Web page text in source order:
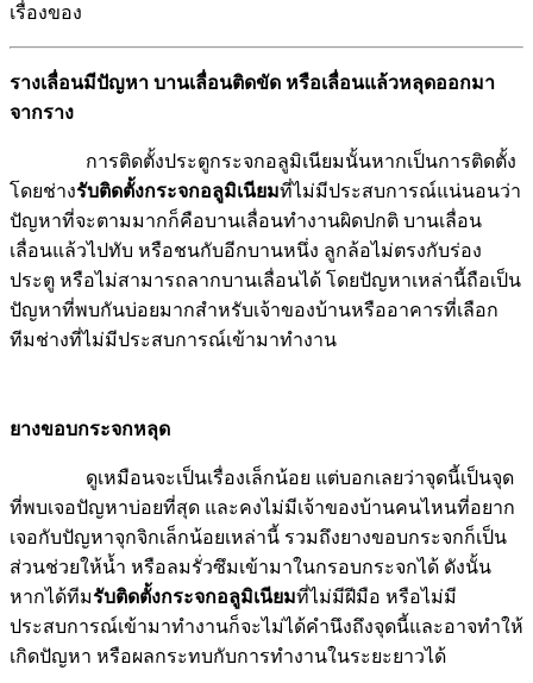
เรื่องของ
รางเลื่อนมีปัญหา บานเลื่อนติดขัด หรือเลื่อนแล้วหลุดออกมา
จากราง
การติดตั้งประตูกระจกอลูมิเนียมนั้นหากเป็นการติดตั้ง
โดยช่างรับติดตั้งกระจกอลูมิเนียมที่ไม่มีประสบการณ์แน่นอนว่า
ปัญหาที่จะตามมากก็คือบานเลื่อนทำงานผิดปกติ บานเลื่อน
เลื่อนแล้วไปทับ หรือชนกับอีกบานหนึ่ง ลูกล้อไม่ตรงกับร่อง
ประตู หรือไม่สามารถลากบานเลื่อนได้ โดยปัญหาเหล่านี้ถือเป็น
ปัญหาที่พบกันบ่อยมากสำหรับเจ้าของบ้านหรืออาคารที่เลือก
ทีมช่างที่ไม่มีประสบการณ์เข้ามาทำงาน
ยางขอบกระจกหลุด
ดูเหมือนจะเป็นเรื่องเล็กน้อย แต่บอกเลยว่าจุดนี้เป็นจุด
ที่พบเจอปัญหาบ่อยที่สุด และคงไม่มีเจ้าของบ้านคนไหนที่อยาก
เจอกับปัญหาจุกจิกเล็กน้อยเหล่านี้ รวมถึงยางขอบกระจกก็เป็น
ส่วนช่วยให้น้ำ หรือลมรั่วซึมเข้ามาในกรอบกระจกได้ ดังนั้น
หากได้ทีมรับติดตั้งกระจกอลูมิเนียมที่ไม่มีฝีมือ หรือไม่มี
ประสบการณ์เข้ามาทำงานก็จะไม่ได้คำนึงถึงจุดนี้และอาจทำให้
เกิดปัญหา หรือผลกระทบกับการทำงานในระยะยาวได้